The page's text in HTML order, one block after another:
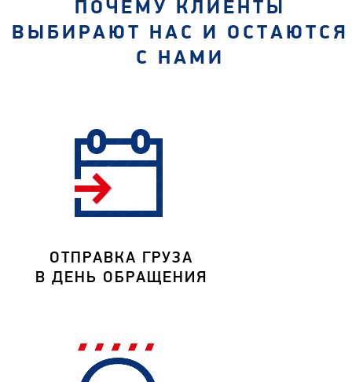
ПОЧЕМУ КЛИЕНТЫ
ВЫБИРАЮТ НАС И ОСТАЮТСЯ
С НАМИ
ОТПРАВКА ГРУЗА
В ДЕНЬ ОБРАЩЕНИЯ